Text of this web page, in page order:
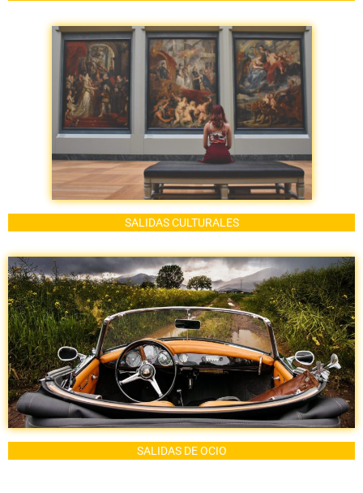
SALIDAS CULTURALES
SALIDAS DE OCIO